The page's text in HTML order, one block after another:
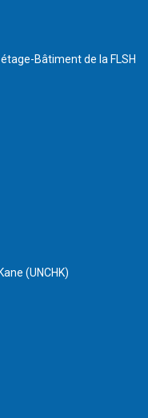
Bâtiment de la FLSH
(UNCHK)